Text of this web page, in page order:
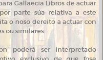
Gallaecia Libros de actuar
parte súa relativa a este
o noso dereito a actuar con
ou similares.
poderá ser interpretado